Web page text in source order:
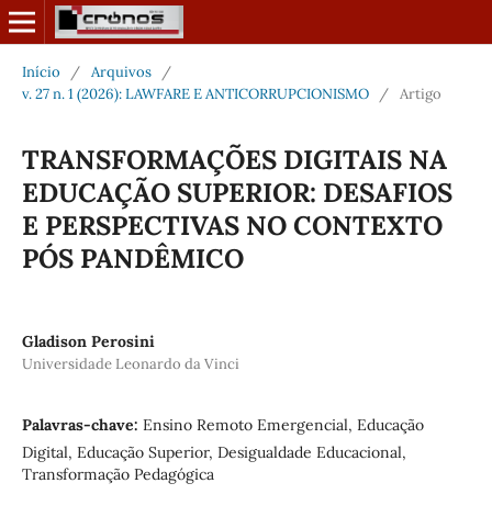
Início / Arquivos
/
v. 27 n. 1 (2026): LAWFARE E ANTICORRUPCIONISMO
/ Artigo
TRANSFORMAÇÕES DIGITAIS NA
EDUCAÇÃO SUPERIOR: DESAFIOS
E PERSPECTIVAS NO CONTEXTO
PÓS PANDÊMICO
Gladison Perosini
Universidade Leonardo da Vinci
Palavras-chave: Ensino Remoto Emergencial, Educação
Digital, Educação Superior, Desigualdade Educacional,
Transformação Pedagógica